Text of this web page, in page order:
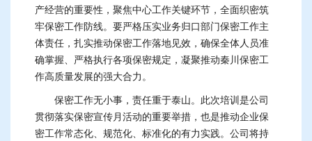
产经营的重要性，聚焦中心工作关键环节，全面织密筑
牢保密工作防线。要严格压实业务归口部门保密工作主
体责任，扎实推动保密工作落地见效，确保全体人员准
确掌握、严格执行各项保密规定，凝聚推动秦川保密工
作高质量发展的强大合力。
保密工作无小事，责任重于泰山。此次培训是公司
贯彻落实保密宣传月活动的重要举措，也是推动企业保
密工作常态化、规范化、标准化的有力实践。公司将持